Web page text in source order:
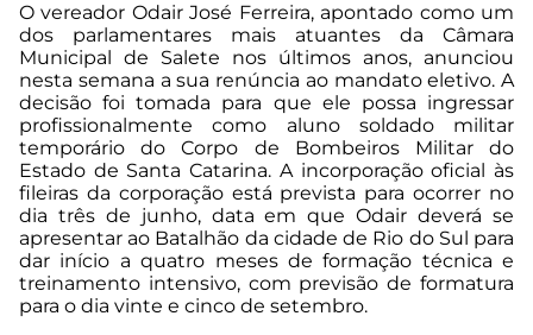
O vereador Odair José Ferreira, apontado como um
dos parlamentares mais atuantes da Câmara
Municipal de Salete nos últimos anos, anunciou
nesta semana a sua renúncia ao mandato eletivo. A
decisão foi tomada para que ele possa ingressar
profissionalmente como aluno soldado militar
temporário do Corpo de Bombeiros Militar do
Estado de Santa Catarina. A incorporação oficial às
fileiras da corporação está prevista para ocorrer no
dia três de junho, data em que Odair deverá se
apresentar ao Batalhão da cidade de Rio do Sul para
dar início a quatro meses de formação técnica e
treinamento intensivo, com previsão de formatura
para o dia vinte e cinco de setembro.